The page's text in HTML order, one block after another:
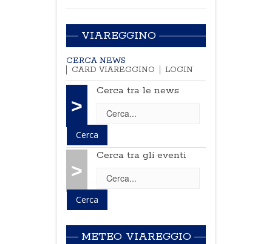
VIAREGGINO
CERCA NEWS
CARD VIAREGGINO
LOGIN
>
Cerca tra le news
>
Cerca tra gli eventi
METEO VIAREGGIO